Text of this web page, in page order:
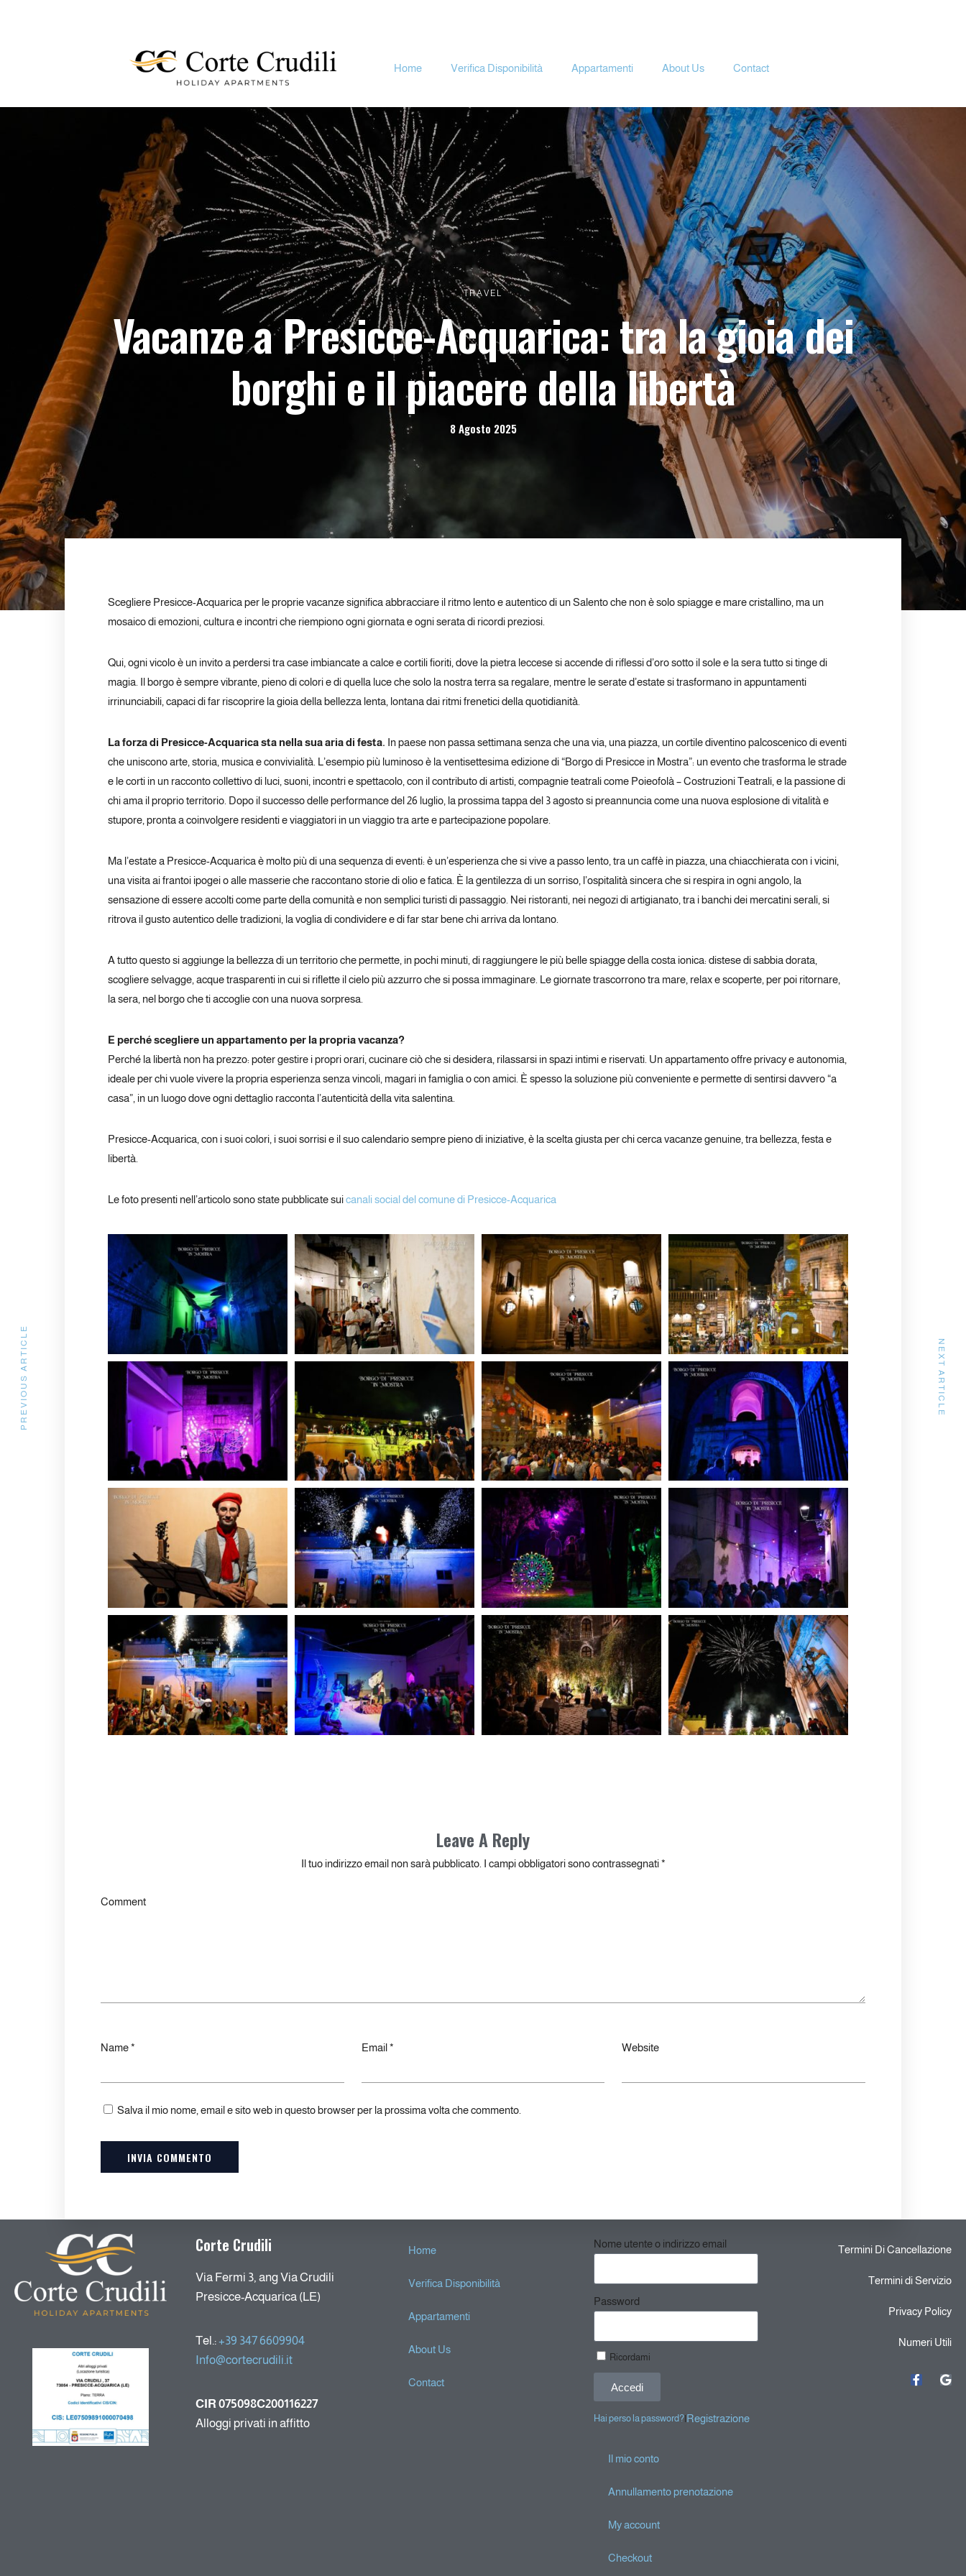
Home Verifica Disponibilità Appartamenti About Us Contact
TRAVEL
Vacanze a Presicce-Acquarica: tra la gioia dei
borghi e il piacere della libertà
8 Agosto 2025
Scegliere Presicce-Acquarica per le proprie vacanze significa abbracciare il ritmo lento e autentico di un Salento che non è solo spiagge e mare cristallino, ma un
mosaico di emozioni, cultura e incontri che riempiono ogni giornata e ogni serata di ricordi preziosi.
Qui, ogni vicolo è un invito a perdersi tra case imbiancate a calce e cortili fioriti, dove la pietra leccese si accende di riflessi d’oro sotto il sole e la sera tutto si tinge di
magia. Il borgo è sempre vibrante, pieno di colori e di quella luce che solo la nostra terra sa regalare, mentre le serate d’estate si trasformano in appuntamenti
irrinunciabili, capaci di far riscoprire la gioia della bellezza lenta, lontana dai ritmi frenetici della quotidianità.
La forza di Presicce-Acquarica sta nella sua aria di festa. In paese non passa settimana senza che una via, una piazza, un cortile diventino palcoscenico di eventi
che uniscono arte, storia, musica e convivialità. L’esempio più luminoso è la ventisettesima edizione di “Borgo di Presicce in Mostra”: un evento che trasforma le strade
e le corti in un racconto collettivo di luci, suoni, incontri e spettacolo, con il contributo di artisti, compagnie teatrali come Poieofolà – Costruzioni Teatrali, e la passione di
chi ama il proprio territorio. Dopo il successo delle performance del 26 luglio, la prossima tappa del 3 agosto si preannuncia come una nuova esplosione di vitalità e
stupore, pronta a coinvolgere residenti e viaggiatori in un viaggio tra arte e partecipazione popolare.
Ma l’estate a Presicce-Acquarica è molto più di una sequenza di eventi: è un’esperienza che si vive a passo lento, tra un caffè in piazza, una chiacchierata con i vicini,
una visita ai frantoi ipogei o alle masserie che raccontano storie di olio e fatica. È la gentilezza di un sorriso, l’ospitalità sincera che si respira in ogni angolo, la
sensazione di essere accolti come parte della comunità e non semplici turisti di passaggio. Nei ristoranti, nei negozi di artigianato, tra i banchi dei mercatini serali, si
ritrova il gusto autentico delle tradizioni, la voglia di condividere e di far star bene chi arriva da lontano.
A tutto questo si aggiunge la bellezza di un territorio che permette, in pochi minuti, di raggiungere le più belle spiagge della costa ionica: distese di sabbia dorata,
scogliere selvagge, acque trasparenti in cui si riflette il cielo più azzurro che si possa immaginare. Le giornate trascorrono tra mare, relax e scoperte, per poi ritornare,
la sera, nel borgo che ti accoglie con una nuova sorpresa.
E perché scegliere un appartamento per la propria vacanza?
Perché la libertà non ha prezzo: poter gestire i propri orari, cucinare ciò che si desidera, rilassarsi in spazi intimi e riservati. Un appartamento offre privacy e autonomia,
ideale per chi vuole vivere la propria esperienza senza vincoli, magari in famiglia o con amici. È spesso la soluzione più conveniente e permette di sentirsi davvero “a
casa”, in un luogo dove ogni dettaglio racconta l’autenticità della vita salentina.
Presicce-Acquarica, con i suoi colori, i suoi sorrisi e il suo calendario sempre pieno di iniziative, è la scelta giusta per chi cerca vacanze genuine, tra bellezza, festa e
libertà.
Le foto presenti nell’articolo sono state pubblicate suicanali social del comune di Presicce-Acquarica
Leave A Reply
Il tuo indirizzo email non sarà pubblicato. I campi obbligatori sono contrassegnati*
Comment
Name* Email* Website
Salva il mio nome, email e sito web in questo browser per la prossima volta che commento.
PREVIOUS ARTICLE NEXT ARTICLE
Corte Crudili
Via Fermi 3, ang Via Crudili
Presicce-Acquarica (LE)
Tel.:+39 347 6609904
Info@cortecrudili.it
CIR 075098C200116227
Alloggi privati in affitto
Home
Verifica Disponibilità
Appartamenti
About Us
Contact
Nome utente o indirizzo email
Password
Ricordami
Accedi
Hai perso la password?|Registrazione
Il mio conto
Annullamento prenotazione
My account
Checkout
Termini Di Cancellazione
Termini di Servizio
Privacy Policy
Numeri Utili